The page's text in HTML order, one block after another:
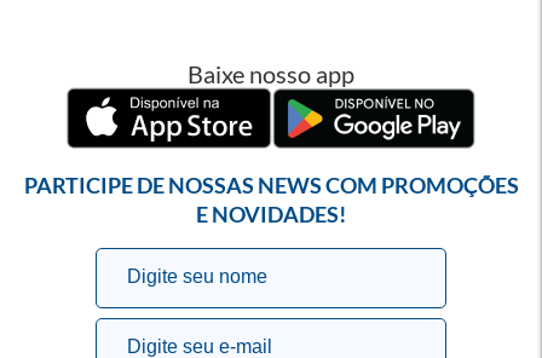
Baixe nosso app
PARTICIPE DE NOSSAS NEWS COM PROMOÇÕES
E NOVIDADES!